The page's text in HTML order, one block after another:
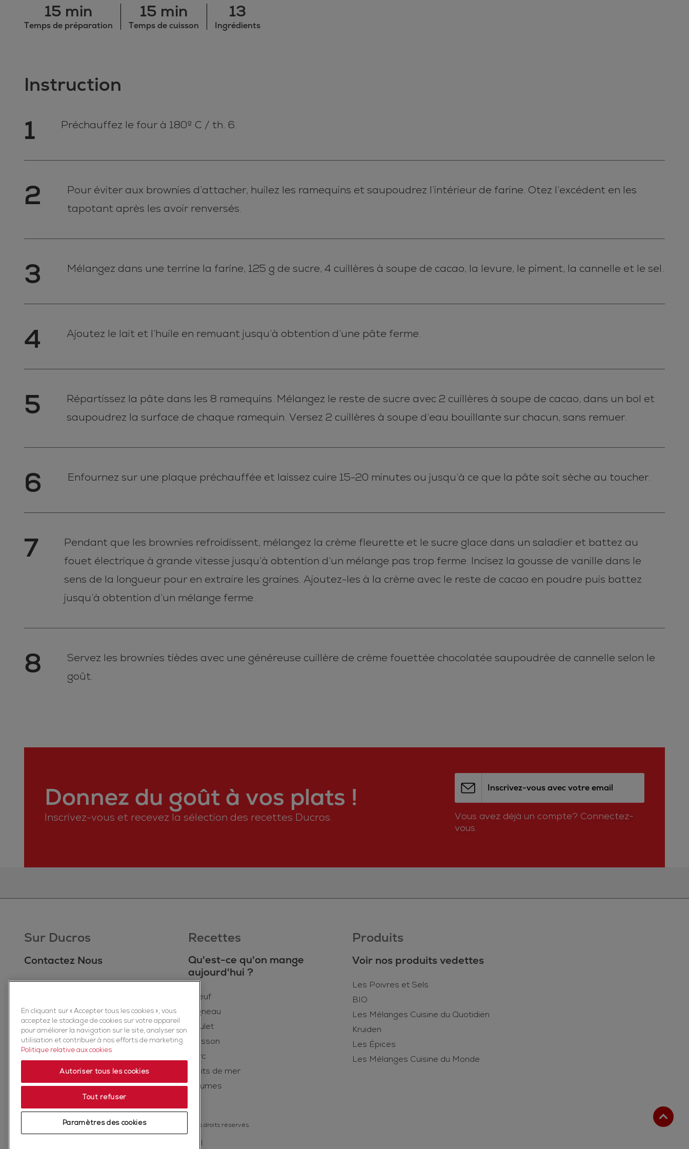
15 min
Temps de préparation
15 min
Temps de cuisson
13
Ingrédients
Instruction
1 Préchauffez le four à 180º C / th. 6.
2
Pour éviter aux brownies d’attacher, huilez les ramequins et saupoudrez l’intérieur de farine. Otez l’excédent en les
tapotant après les avoir renversés.
3 Mélangez dans une terrine la farine, 125 g de sucre, 4 cuillères à soupe de cacao, la levure, le piment, la cannelle et le sel.
4 Ajoutez le lait et l’huile en remuant jusqu’à obtention d’une pâte ferme.
5
Répartissez la pâte dans les 8 ramequins. Mélangez le reste de sucre avec 2 cuillères à soupe de cacao, dans un bol et
saupoudrez la surface de chaque ramequin. Versez 2 cuillères à soupe d’eau bouillante sur chacun, sans remuer.
6 Enfournez sur une plaque préchauffée et laissez cuire 15-20 minutes ou jusqu’à ce que la pâte soit sèche au toucher.
7
Pendant que les brownies refroidissent, mélangez la crème fleurette et le sucre glace dans un saladier et battez au
fouet électrique à grande vitesse jusqu’à obtention d’un mélange pas trop ferme. Incisez la gousse de vanille dans le
sens de la longueur pour en extraire les graines. Ajoutez-les à la crème avec le reste de cacao en poudre puis battez
jusqu’à obtention d’un mélange ferme.
8
Servez les brownies tièdes avec une généreuse cuillère de crème fouettée chocolatée saupoudrée de cannelle selon le
goût.
Donnez du goût à vos plats !
Inscrivez-vous et recevez la sélection des recettes Ducros.
Inscrivez-vous avec votre email
Vous avez déjà un compte? Connectez-
vous.
Sur Ducros
Contactez Nous
Contactez Nous
Le developpement durable
L origine de Ducros
Notre histoire
Recyclage : Voici comment agit
Carrières
Recettes
Qu'est-ce qu'on mange
aujourd'hui ?
boeuf
l'agneau
Poulet
Poisson
porc
Fruits de mer
légumes
Produits
Voir nos produits vedettes
Les Poivres et Sels
BIO
Les Mélanges Cuisine du Quotidien
Kruiden
Les Épices
Les Mélanges Cuisine du Monde
Copyright ©2026 Ducros (McCormick & Company, Inc). Tous droits réservés.
En cliquant sur « Accepter tous les cookies », vous
acceptez le stockage de cookies sur votre appareil
pour améliorer la navigation sur le site, analyser son
utilisation et contribuer à nos efforts de marketing.
Politique relative aux cookies
Autoriser tous les cookies
Tout refuser
Paramètres des cookies